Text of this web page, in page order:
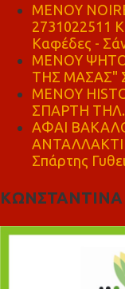
MENOY
2731022511
Καφέδες -
ΜΕΝΟΥ
ΤΗΣ ΜΑΣΑΣ"
ΜΕΝΟΥ
ΣΠΑΡΤΗ ΤΗΛ.
ΑΦΑΙ
Σπάρτης